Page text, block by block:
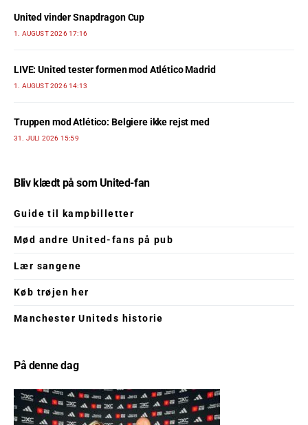
United vinder Snapdragon Cup
1. AUGUST 2026 17:16
LIVE: United tester formen mod Atlético Madrid
1. AUGUST 2026 14:13
Truppen mod Atlético: Belgiere ikke rejst med
31. JULI 2026 15:59
Bliv klædt på som United-fan
Guide til kampbilletter
Mød andre United-fans på pub
Lær sangene
Køb trøjen her
Manchester Uniteds historie
På denne dag